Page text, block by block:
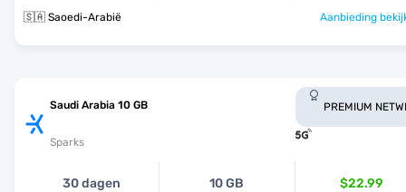
🇸🇦 Saoedi-Arabië Aanbieding
Saudi Arabia 10 GB
Sparks
PREMIUM
30 dagen 10 GB $22.99